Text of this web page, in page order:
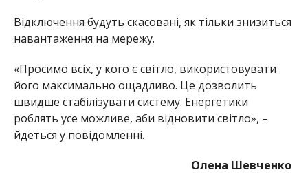
Відключення будуть скасовані, як тільки знизиться
навантаження на мережу.
«Просимо всіх, у кого є світло, використовувати
його максимально ощадливо. Це дозволить
швидше стабілізувати систему. Енергетики
роблять усе можливе, аби відновити світло», –
йдеться у повідомленні.
Олена Шевченко